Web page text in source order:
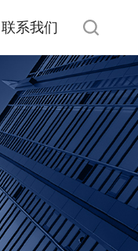
联系我们